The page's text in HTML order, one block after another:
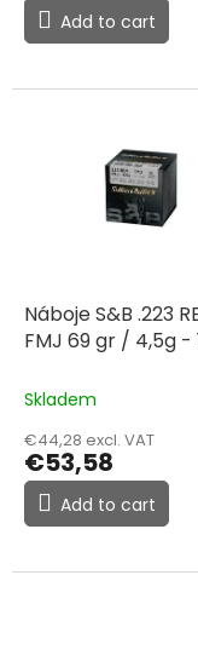
Add to cart
Náboje S&B .223
FMJ 69 gr / 4,5g -
Skladem
€44,28 excl. VAT
€53,58
Add to cart